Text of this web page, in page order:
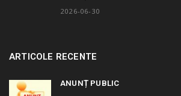
2026-06-30
ARTICOLE RECENTE
ANUNȚ PUBLIC